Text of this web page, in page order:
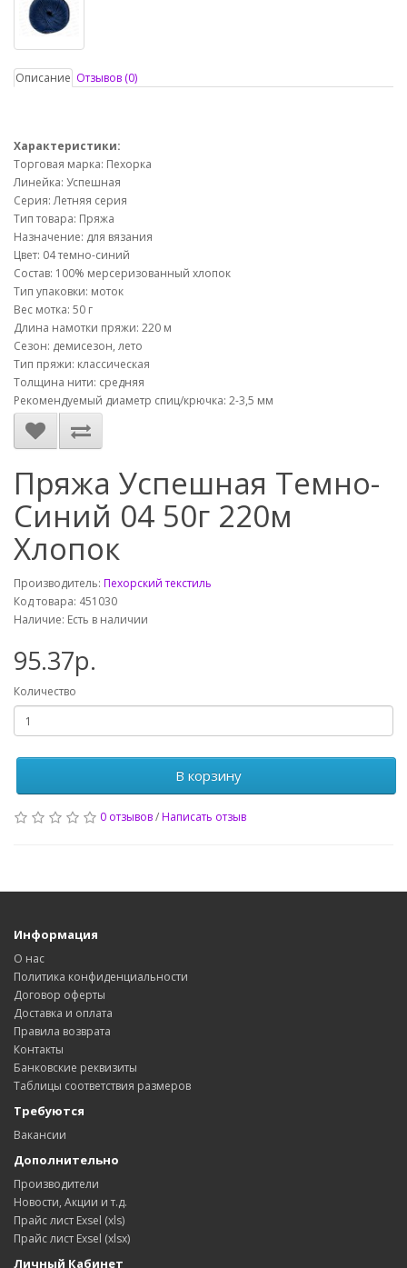
Описание Отзывов (0)
Характеристики:
Торговая марка: Пехорка
Линейка: Успешная
Серия: Летняя серия
Тип товара: Пряжа
Назначение: для вязания
Цвет: 04 темно-синий
Состав: 100% мерсеризованный хлопок
Тип упаковки: моток
Вес мотка: 50 г
Длина намотки пряжи: 220 м
Сезон: демисезон, лето
Тип пряжи: классическая
Толщина нити: средняя
Рекомендуемый диаметр спиц/крючка: 2-3,5 мм
Пряжа Успешная Темно-
Синий 04 50г 220м
Хлопок
Производитель: Пехорский текстиль
Код товара: 451030
Наличие: Есть в наличии
95.37р.
Количество
В корзину
0 отзывов/Написать отзыв
Информация
О нас
Политика конфиденциальности
Договор оферты
Доставка и оплата
Правила возврата
Контакты
Банковские реквизиты
Таблицы соответствия размеров
Требуются
Вакансии
Дополнительно
Производители
Новости, Акции и т.д.
Прайс лист Exsel (xls)
Прайс лист Exsel (xlsx)
Личный Кабинет